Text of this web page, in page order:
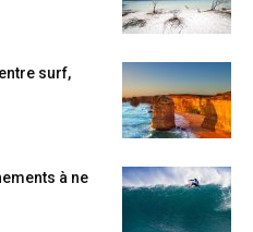
surf,
à ne